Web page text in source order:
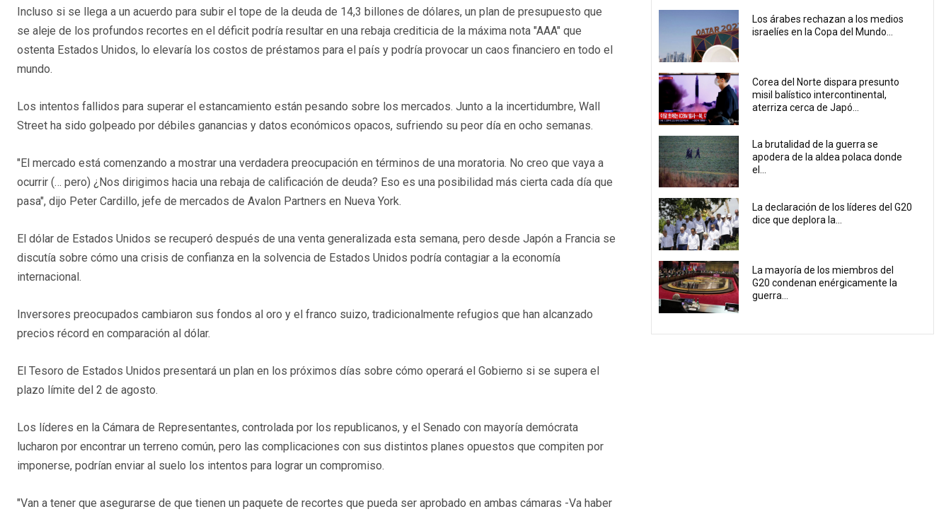
Incluso si se llega a un acuerdo para subir el tope de la deuda de 14,3 billones de dólares, un plan de presupuesto que
se aleje de los profundos recortes en el déficit podría resultar en una rebaja crediticia de la máxima nota "AAA" que
ostenta Estados Unidos, lo elevaría los costos de préstamos para el país y podría provocar un caos financiero en todo el
mundo.
Los intentos fallidos para superar el estancamiento están pesando sobre los mercados. Junto a la incertidumbre, Wall
Street ha sido golpeado por débiles ganancias y datos económicos opacos, sufriendo su peor día en ocho semanas.
"El mercado está comenzando a mostrar una verdadera preocupación en términos de una moratoria. No creo que vaya a
ocurrir (… pero) ¿Nos dirigimos hacia una rebaja de calificación de deuda? Eso es una posibilidad más cierta cada día que
pasa", dijo Peter Cardillo, jefe de mercados de Avalon Partners en Nueva York.
El dólar de Estados Unidos se recuperó después de una venta generalizada esta semana, pero desde Japón a Francia se
discutía sobre cómo una crisis de confianza en la solvencia de Estados Unidos podría contagiar a la economía
internacional.
Inversores preocupados cambiaron sus fondos al oro y el franco suizo, tradicionalmente refugios que han alcanzado
precios récord en comparación al dólar.
El Tesoro de Estados Unidos presentará un plan en los próximos días sobre cómo operará el Gobierno si se supera el
plazo límite del 2 de agosto.
Los líderes en la Cámara de Representantes, controlada por los republicanos, y el Senado con mayoría demócrata
lucharon por encontrar un terreno común, pero las complicaciones con sus distintos planes opuestos que compiten por
imponerse, podrían enviar al suelo los intentos para lograr un compromiso.
"Van a tener que asegurarse de que tienen un paquete de recortes que pueda ser aprobado en ambas cámaras -Va haber
Los árabes rechazan a los medios
israelíes en la Copa del Mundo...
Corea del Norte dispara presunto
misil balístico intercontinental,
aterriza cerca de Japó...
La brutalidad de la guerra se
apodera de la aldea polaca donde
el...
La declaración de los líderes del G20
dice que deplora la...
La mayoría de los miembros del
G20 condenan enérgicamente la
guerra...